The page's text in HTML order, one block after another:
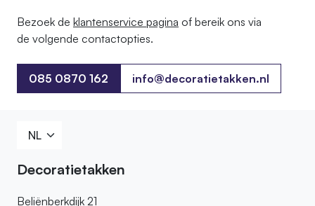
Bezoek de klantenservice pagina of bereik ons ​​via
de volgende contactopties.
085 0870 162
085 0870 162
info@decoratietakken.nl
Decoratietakken
Beliënberkdijk 21